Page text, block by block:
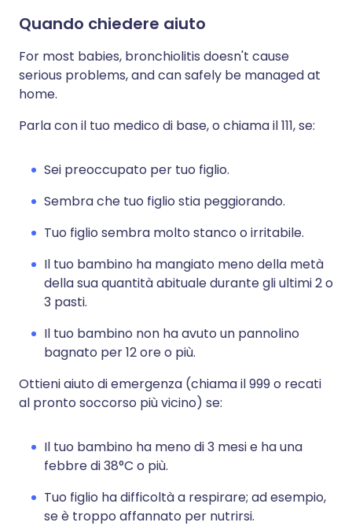
Quando chiedere aiuto
For most babies, bronchiolitis doesn't cause
serious problems, and can safely be managed at
home.
Parla con il tuo medico di base, o chiama il 111, se:
Sei preoccupato per tuo figlio.
Sembra che tuo figlio stia peggiorando.
Tuo figlio sembra molto stanco o irritabile.
Il tuo bambino ha mangiato meno della metà
della sua quantità abituale durante gli ultimi 2 o
3 pasti.
Il tuo bambino non ha avuto un pannolino
bagnato per 12 ore o più.
Ottieni aiuto di emergenza (chiama il 999 o recati
al pronto soccorso più vicino) se:
Il tuo bambino ha meno di 3 mesi e ha una
febbre di 38°C o più.
Tuo figlio ha difficoltà a respirare; ad esempio,
se è troppo affannato per nutrirsi.